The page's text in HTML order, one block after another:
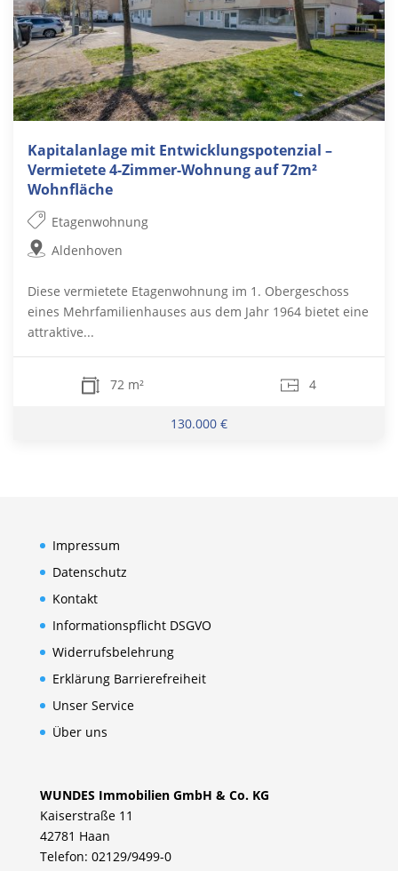
Kapitalanlage mit Entwicklungspotenzial –
Vermietete 4-Zimmer-Wohnung auf 72m²
Wohnfläche
Etagenwohnung
Aldenhoven
Diese vermietete Etagenwohnung im 1. Obergeschoss
eines Mehrfamilienhauses aus dem Jahr 1964 bietet eine
attraktive...
72 m² 4
130.000 €
Impressum
Datenschutz
Kontakt
Informationspflicht DSGVO
Widerrufsbelehrung
Erklärung Barrierefreiheit
Unser Service
Über uns
WUNDES Immobilien GmbH & Co. KG
Kaiserstraße 11
42781 Haan
Telefon: 02129/9499-0